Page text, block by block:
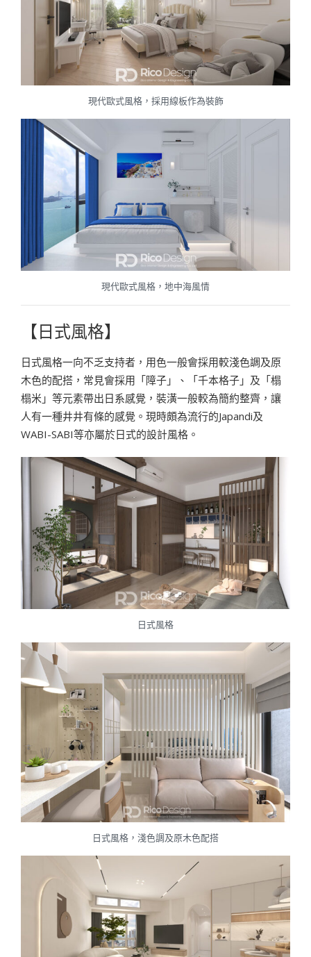
現代歐式風格，採用線板作為裝飾
現代歐式風格，地中海風情
【日式風格】
日式風格一向不乏支持者，用色一般會採用較淺色調及原
木色的配搭，常見會採用「障子」、「千本格子」及「榻
榻米」等元素帶出日系感覺，裝潢一般較為簡約整齊，讓
人有一種井井有條的感覺。現時頗為流行的Japandi及
WABI-SABI等亦屬於日式的設計風格。
日式風格
日式風格，淺色調及原木色配搭